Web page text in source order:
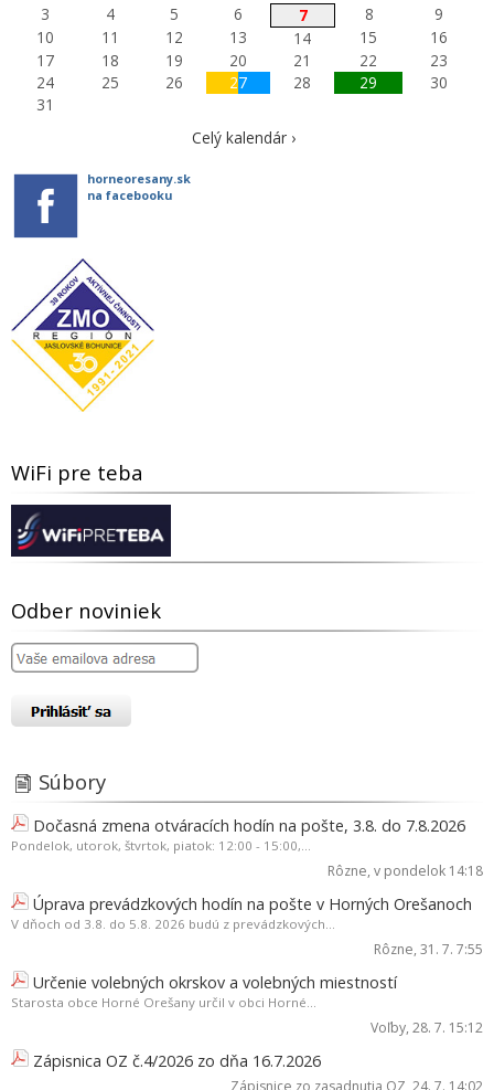
3
4 5 6 7 8
9
10
11 12 13 14 15
16
17
18 19 20 21 22
23
24
25 26 27 28 29
30
31
Celý kalendár ›
horneoresany.sk
na facebooku
WiFi pre teba
Odber noviniek
Súbory
Dočasná zmena otváracích hodín na pošte, 3.8. do 7.8.2026
Pondelok, utorok, štvrtok, piatok: 12:00 - 15:00,...
Rôzne, v pondelok 14:18
Úprava prevádzkových hodín na pošte v Horných Orešanoch
V dňoch od 3.8. do 5.8. 2026 budú z prevádzkových...
Rôzne, 31. 7. 7:55
Určenie volebných okrskov a volebných miestností
Starosta obce Horné Orešany určil v obci Horné...
Voľby, 28. 7. 15:12
Zápisnica OZ č.4/2026 zo dňa 16.7.2026